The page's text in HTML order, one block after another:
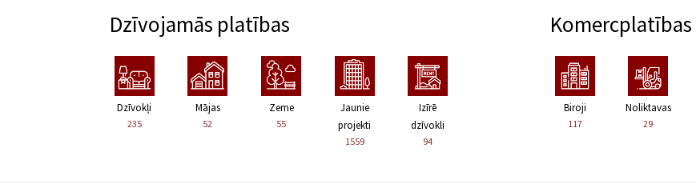
Dzīvojamās platības
Dzīvokļi
235
Mājas
52
Zeme
55
Jaunie
projekti
1559
Izīrē
dzīvokli
94
Komercplatības
Biroji
117
Noliktavas
29